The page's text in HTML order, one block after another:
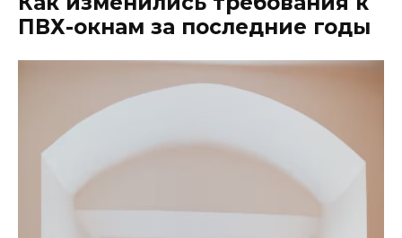
ПВХ-окнам за последние годы